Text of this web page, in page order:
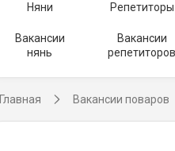
Няни Репетиторы
Вакансии
нянь
Вакансии
репетиторов
Главная Вакансии поваров